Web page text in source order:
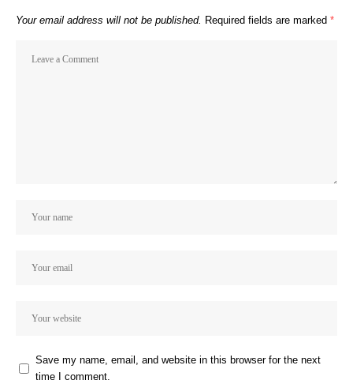
Your email address will not be published. Required fields are marked *
Save my name, email, and website in this browser for the next
time I comment.